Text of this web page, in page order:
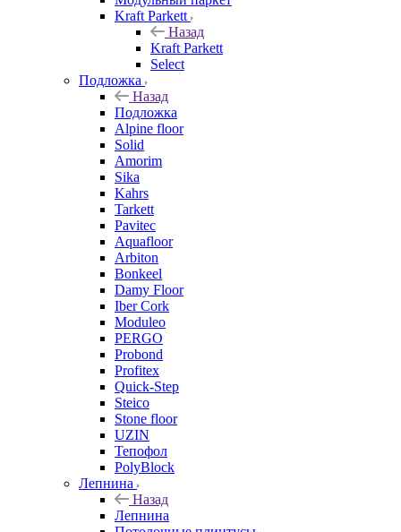
Kraft Parkett
Назад
Kraft Parkett
Select
Подложка
Назад
Подложка
Alpine floor
Solid
Amorim
Sika
Kahrs
Tarkett
Pavitec
Aquafloor
Arbiton
Bonkeel
Damy Floor
Iber Cork
Moduleo
PERGO
Probond
Profitex
Quick-Step
Steico
Stone floor
UZIN
Тепофол
PolyBlock
Лепнина
Назад
Лепнина